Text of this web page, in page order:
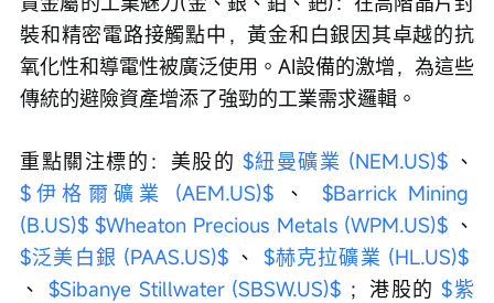
裝和精密電路接觸點中，黃金和白銀因其卓越的抗
氧化性和導電性被廣泛使用。AI設備的激增，為這些
傳統的避險資產增添了強勁的工業需求邏輯。
重點關注標的：美股的 $紐曼礦業 (NEM.US)$ 、
$伊格爾礦業 (AEM.US)$ 、 $Barrick Mining
(B.US)$ $Wheaton Precious Metals (WPM.US)$ 、
$泛美白銀 (PAAS.US)$ 、 $赫克拉礦業 (HL.US)$
、 $Sibanye Stillwater (SBSW.US)$ ；港股的 $紫